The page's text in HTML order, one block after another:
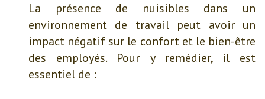
La présence de nuisibles dans un
environnement de travail peut avoir un
impact négatif sur le confort et le bien-être
des employés. Pour y remédier, il est
essentiel de :